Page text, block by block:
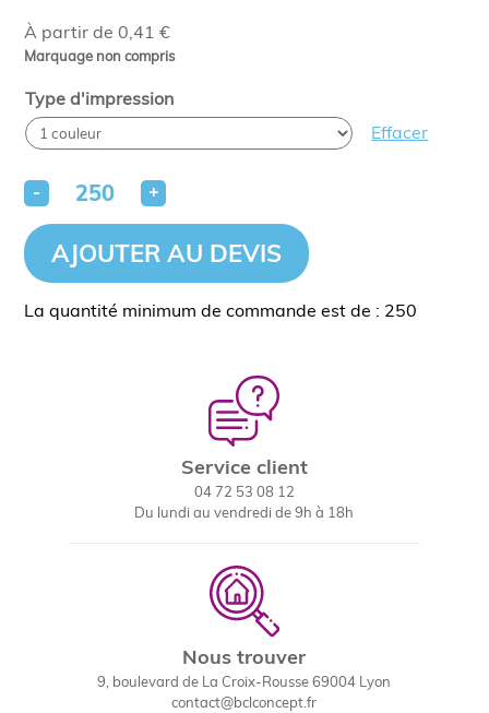
À partir de 0,41 €
Marquage non compris
Type d'impression
Effacer
- +
AJOUTER AU DEVIS
La quantité minimum de commande est de : 250
Service client
04 72 53 08 12
Du lundi au vendredi de 9h à 18h
Nous trouver
9, boulevard de La Croix-Rousse 69004 Lyon
contact@bclconcept.fr